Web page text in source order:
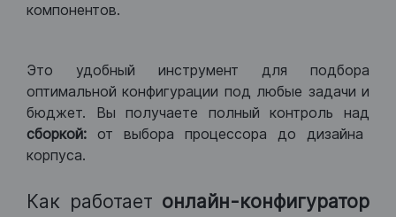
компонентов.
Это удобный инструмент для подбора
оптимальной конфигурации под любые задачи и
бюджет. Вы получаете полный контроль над
сборкой: от выбора процессора до дизайна
корпуса.
Как работает онлайн-конфигуратор